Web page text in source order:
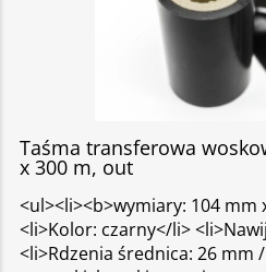
Taśma transferowa
x 300 m, out
<ul><li><b>wymiary: 104 mm
<li>Kolor: czarny</li>
<li>Rdzenia średnica: 26 mm